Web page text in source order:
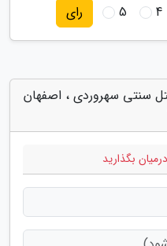
4
5 رای
سنتی سهروردی ، اصفهان
بگذارید